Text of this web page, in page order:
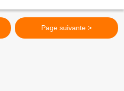
Page suivante >